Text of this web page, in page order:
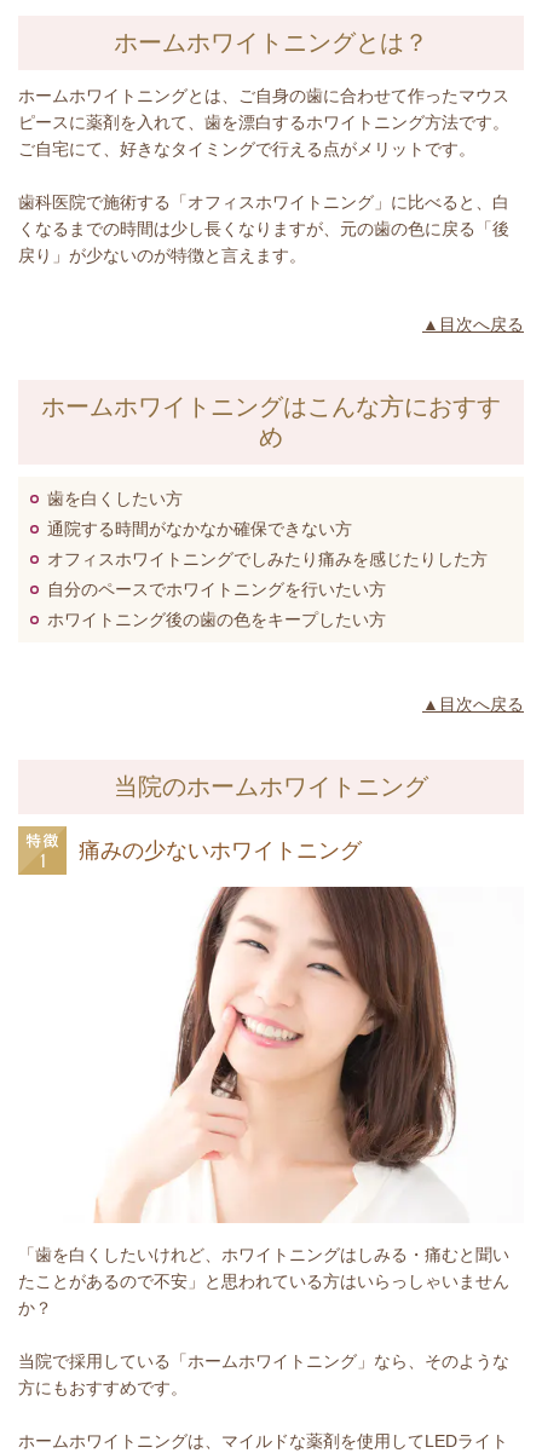
ホームホワイトニングとは？
ホームホワイトニングとは、ご自身の歯に合わせて作ったマウス
ピースに薬剤を入れて、歯を漂白するホワイトニング方法です。
ご自宅にて、好きなタイミングで行える点がメリットです。
歯科医院で施術する「オフィスホワイトニング」に比べると、白
くなるまでの時間は少し長くなりますが、元の歯の色に戻る「後
戻り」が少ないのが特徴と言えます。
▲目次へ戻る
ホームホワイトニングはこんな方におすす
め
歯を白くしたい方
通院する時間がなかなか確保できない方
オフィスホワイトニングでしみたり痛みを感じたりした方
自分のペースでホワイトニングを行いたい方
ホワイトニング後の歯の色をキープしたい方
▲目次へ戻る
当院のホームホワイトニング
痛みの少ないホワイトニング
「歯を白くしたいけれど、ホワイトニングはしみる・痛むと聞い
たことがあるので不安」と思われている方はいらっしゃいません
か？
当院で採用している「ホームホワイトニング」なら、そのような
方にもおすすめです。
ホームホワイトニングは、マイルドな薬剤を使用してLEDライト